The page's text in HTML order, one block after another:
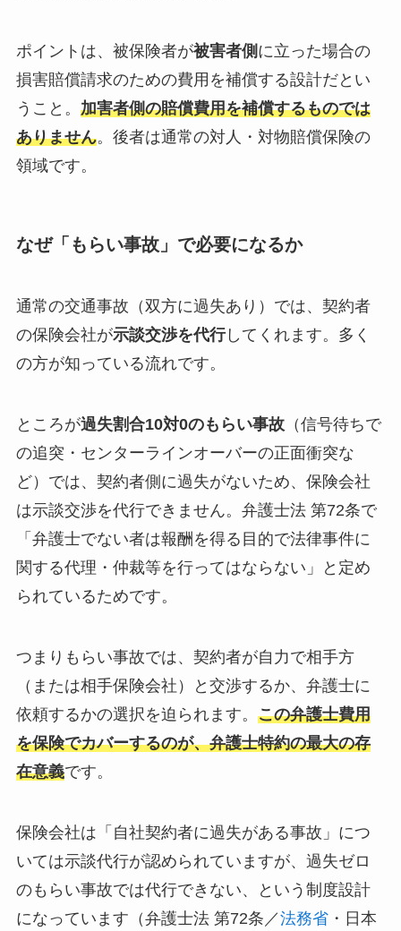
ポイントは、被保険者が被害者側 に立った場合の
損害賠償請求のための費用を補償する設計だとい
うこと。 加害者側の賠償費用を補償するものでは
ありません。後者は通常の対人・対物賠償保険の
領域です。
なぜ「もらい事故」で必要になるか
通常の交通事故（双方に過失あり）では、契約者
の保険会社が示談交渉を代行してくれます。多く
の方が知っている流れです。
ところが過失割合10対0のもらい事故（信号待ちで
の追突・センターラインオーバーの正面衝突な
ど）では、契約者側に過失がないため、保険会社
は示談交渉を代行できません。弁護士法 第72条で
「弁護士でない者は報酬を得る目的で法律事件に
関する代理・仲裁等を行ってはならない」と定め
られているためです。
つまりもらい事故では、契約者が自力で相手方
（または相手保険会社）と交渉するか、弁護士に
依頼するかの選択を迫られます。 この弁護士費用
を保険でカバーするのが、弁護士特約の最大の存
在意義です。
保険会社は「自社契約者に過失がある事故」につ
いては示談代行が認められていますが、過失ゼロ
のもらい事故では代行できない、という制度設計
になっています（弁護士法 第72条／法務省・日本